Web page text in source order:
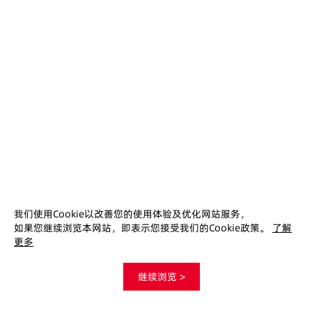
我们使用Cookie以改善您的使用体验及优化网站服务，
如果您继续浏览本网站，即表示您接受我们的Cookie政策。
了解
更多
继续浏览 >
快速连结